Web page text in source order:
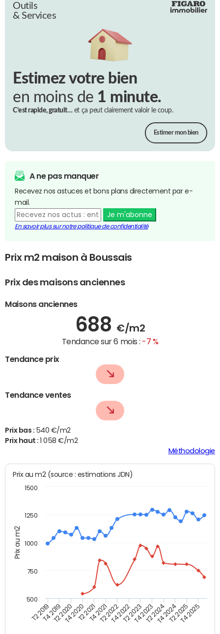
Outils
& Services
Estimez votre bien
en moins de 1 minute.
C’est rapide, gratuit…et ça peut clairement valoir le coup.
Estimer mon bien
A ne pas manquer
Recevez nos astuces et bons plans directement par e-
mail.
Je m'abonne
En savoir plus sur notre politique de confidentialité
Prix m2 maison à Boussais
Prix des maisons anciennes
Maisons anciennes
688 €/m2
Tendance sur 6 mois : -7 %
Tendance prix
Tendance ventes
Prix bas : 540 €/m2
Prix haut :
1 058 €/m2
Méthodologie
Prix au m2
Prix au m2 (source : estimations JDN)
T2 2019T4 2019T2 2020T4 2020T2 2021T4 2021T2 2022T4 2022T2 2023T4 2023T2 2024T4 2024T2 2025T4 2025
500
750
1000
1250
1500